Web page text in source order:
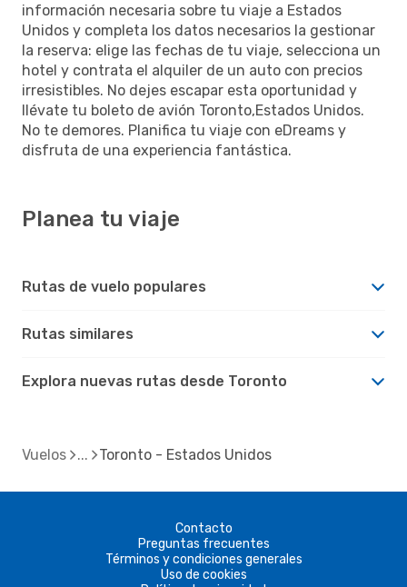
información necesaria sobre tu viaje a Estados
Unidos y completa los datos necesarios la gestionar
la reserva: elige las fechas de tu viaje, selecciona un
hotel y contrata el alquiler de un auto con precios
irresistibles. No dejes escapar esta oportunidad y
llévate tu boleto de avión Toronto,Estados Unidos.
No te demores. Planifica tu viaje con eDreams y
disfruta de una experiencia fantástica.
Planea tu viaje
Rutas de vuelo populares
Rutas similares
Explora nuevas rutas desde Toronto
Vuelos Toronto - Estados Unidos
Contacto
Preguntas frecuentes
Términos y condiciones generales
Uso de cookies